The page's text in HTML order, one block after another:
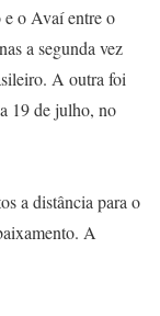
e o Avaí entre o
a segunda vez
A outra foi
19 de julho, no
a distância para o
A